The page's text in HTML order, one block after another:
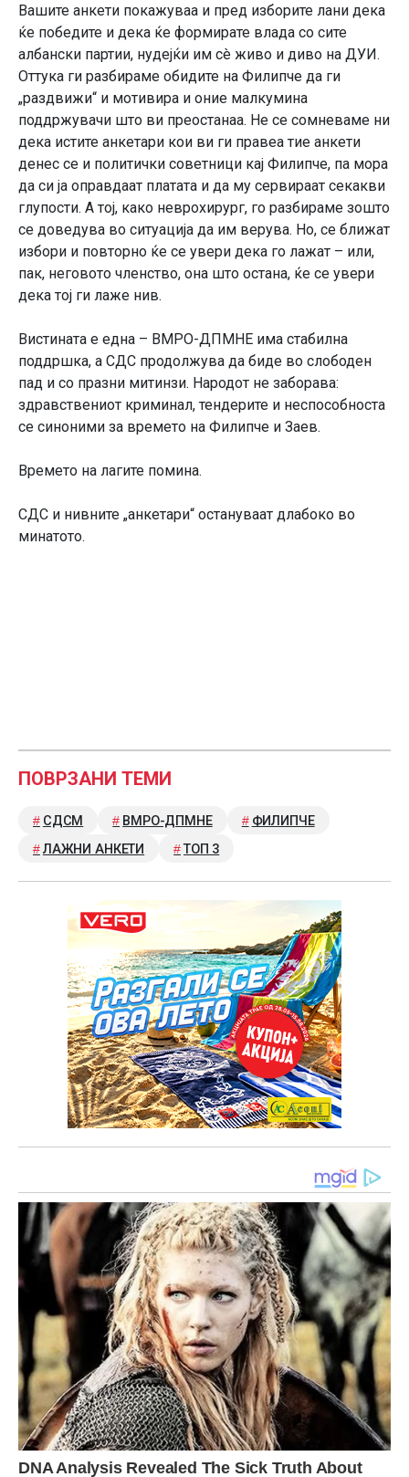
Вашите анкети покажуваа и пред изборите лани дека
ќе победите и дека ќе формирате влада со сите
албански партии, нудејќи им сè живо и диво на ДУИ.
Оттука ги разбираме обидите на Филипче да ги
„раздвижи“ и мотивира и оние малкумина
поддржувачи што ви преостанаа. Не се сомневаме ни
дека истите анкетари кои ви ги правеа тие анкети
денес се и политички советници кај Филипче, па мора
да си ја оправдаат платата и да му сервираат секакви
глупости. А тој, како неврохирург, го разбираме зошто
се доведува во ситуација да им верува. Но, се ближат
избори и повторно ќе се увери дека го лажат – или,
пак, неговото членство, она што остана, ќе се увери
дека тој ги лаже нив.
Вистината е една – ВМРО-ДПМНЕ има стабилна
поддршка, а СДС продолжува да биде во слободен
пад и со празни митинзи. Народот не заборава:
здравствениот криминал, тендерите и неспособноста
се синоними за времето на Филипче и Заев.
Времето на лагите помина.
СДС и нивните „анкетари“ остануваат длабоко во
минатото.
ПОВРЗАНИ ТЕМИ
СДСМ ВМРО-ДПМНЕ
ФИЛИПЧЕ
ЛАЖНИ АНКЕТИ
ТОП 3